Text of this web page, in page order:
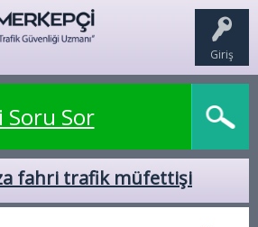
Giriş
Soru Sor
fahri trafik müfettişi